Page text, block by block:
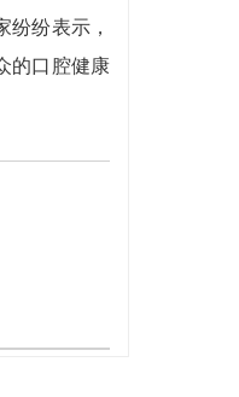
纷表示，
的口腔健康